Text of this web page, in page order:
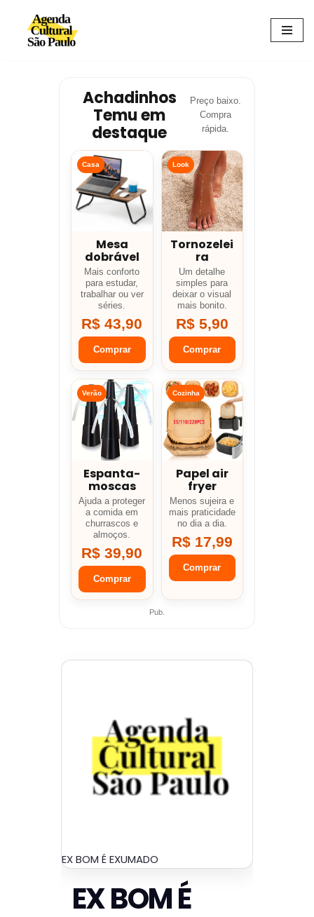
Avançar
Achadinhos
Temu em
destaque
Preço baixo.
Compra
rápida.
Casa
Mesa
dobrável
Mais conforto
para estudar,
trabalhar ou ver
séries.
R$ 43,90
Comprar
Look
Tornozelei
ra
Um detalhe
simples para
deixar o visual
mais bonito.
R$ 5,90
Comprar
Verão
Espanta-
moscas
Ajuda a proteger
a comida em
churrascos e
almoços.
R$ 39,90
Comprar
Cozinha
Papel air
fryer
Menos sujeira e
mais praticidade
no dia a dia.
R$ 17,99
Comprar
Pub.
EX BOM É EXUMADO
EX BOM É